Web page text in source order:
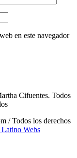
en este navegador
Cifuentes. Todos
/ Todos los derechos
Webs